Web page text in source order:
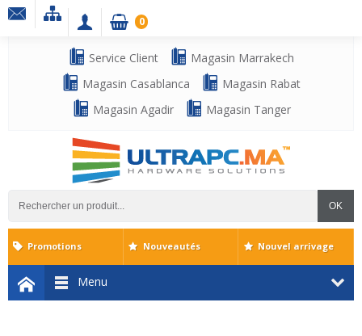
Service Client
Magasin Marrakech
Magasin Casablanca
Magasin Rabat
Magasin Agadir
Magasin Tanger
OK
0
Menu
Promotions Nouveautés Nouvel arrivage